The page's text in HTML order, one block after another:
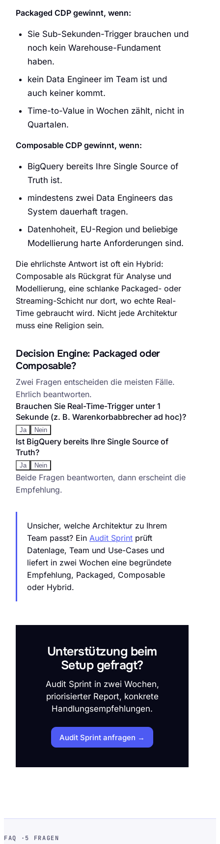
Packaged CDP gewinnt, wenn:
Sie Sub-Sekunden-Trigger brauchen und
noch kein Warehouse-Fundament
haben.
kein Data Engineer im Team ist und
auch keiner kommt.
Time-to-Value in Wochen zählt, nicht in
Quartalen.
Composable CDP gewinnt, wenn:
BigQuery bereits Ihre Single Source of
Truth ist.
mindestens zwei Data Engineers das
System dauerhaft tragen.
Datenhoheit, EU-Region und beliebige
Modellierung harte Anforderungen sind.
Die ehrlichste Antwort ist oft ein Hybrid:
Composable als Rückgrat für Analyse und
Modellierung, eine schlanke Packaged- oder
Streaming-Schicht nur dort, wo echte Real-
Time gebraucht wird. Nicht jede Architektur
muss eine Religion sein.
CDP-Entscheidungshilfe für den Mittelstand
Decision Engine: Packaged oder
Composable?
Zwei Fragen entscheiden die meisten Fälle.
Ehrlich beantworten.
Brauchen Sie Real-Time-Trigger unter 1
Sekunde (z. B. Warenkorbabbrecher ad hoc)?
Ja Nein
Ist BigQuery bereits Ihre Single Source of
Truth?
Ja Nein
Beide Fragen beantworten, dann erscheint die
Empfehlung.
Unsicher, welche Architektur zu Ihrem
Team passt? Ein Audit Sprint prüft
Datenlage, Team und Use-Cases und
liefert in zwei Wochen eine begründete
Empfehlung, Packaged, Composable
oder Hybrid.
Unterstützung beim
Setup gefragt?
Audit Sprint in zwei Wochen,
priorisierter Report, konkrete
Handlungsempfehlungen.
Audit Sprint anfragen →
FAQ · 5 FRAGEN